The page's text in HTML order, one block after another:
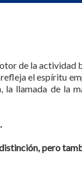
de la actividad
el espíritu
la llamada de la
pero